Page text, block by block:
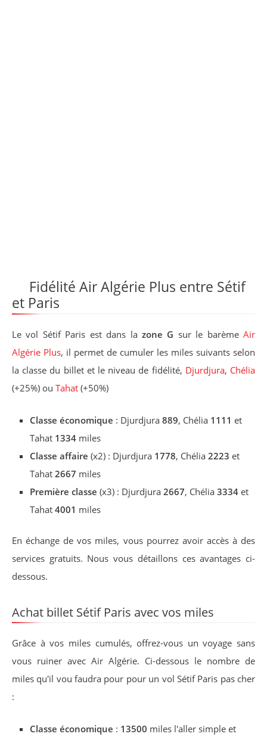
Fidélité Air Algérie Plus entre Sétif
et Paris
Le vol Sétif Paris est dans la zone G sur le barèmeAir
Algérie Plus, il permet de cumuler les miles suivants selon
la classe du billet et le niveau de fidélité, Djurdjura, Chélia
(+25%) ou Tahat (+50%)
Classe économique : Djurdjura 889, Chélia 1111 et
Tahat 1334 miles
Classe affaire (x2) : Djurdjura 1778, Chélia 2223 et
Tahat 2667 miles
Première classe (x3) : Djurdjura 2667, Chélia 3334 et
Tahat 4001 miles
En échange de vos miles, vous pourrez avoir accès à des
services gratuits. Nous vous détaillons ces avantages ci-
dessous.
Achat billet Sétif Paris avec vos miles
Grâce à vos miles cumulés, offrez-vous un voyage sans
vous ruiner avec Air Algérie. Ci-dessous le nombre de
miles qu'il vou faudra pour pour un vol Sétif Paris pas cher
:
Classe économique : 13500 miles l'aller simple et